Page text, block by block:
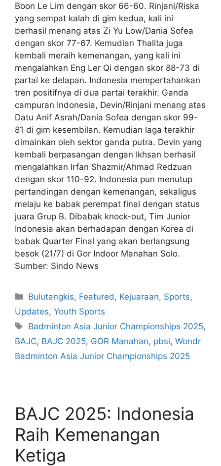
Boon Le Lim dengan skor 66-60. Rinjani/Riska
yang sempat kalah di gim kedua, kali ini
berhasil menang atas Zi Yu Low/Dania Sofea
dengan skor 77-67. Kemudian Thalita juga
kembali meraih kemenangan, yang kali ini
mengalahkan Eng Ler Qi dengan skor 88-73 di
partai ke delapan. Indonesia mempertahankan
tren positifnya di dua partai terakhir. Ganda
campuran Indonesia, Devin/Rinjani menang atas
Datu Anif Asrah/Dania Sofea dengan skor 99-
81 di gim kesembilan. Kemudian laga terakhir
dimainkan oleh sektor ganda putra. Devin yang
kembali berpasangan dengan Ikhsan berhasil
mengalahkan Irfan Shazmir/Ahmad Redzuan
dengan skor 110-92. Indonesia pun menutup
pertandingan dengan kemenangan, sekaligus
melaju ke babak perempat final dengan status
juara Grup B. Dibabak knock-out, Tim Junior
Indonesia akan berhadapan dengan Korea di
babak Quarter Final yang akan berlangsung
besok (21/7) di Gor Indoor Manahan Solo.
Sumber: Sindo News
Bulutangkis, Featured , Kejuaraan, Sports,
Updates, Youth Sports
Badminton Asia Junior Championships 2025,
BAJC, BAJC 2025, GOR Manahan, pbsi, Wondr
Badminton Asia Junior Championships 2025
BAJC 2025: Indonesia
Raih Kemenangan
Ketiga